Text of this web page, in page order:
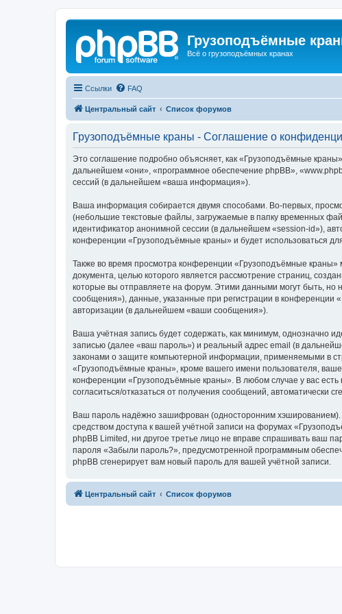
Грузоподъёмные
Всё о грузоподъёмных кранах
Ссылки FAQ
Центральный сайт Список форумов
Грузоподъёмные краны - Соглашение о
Это соглашение подробно объясняет, как «Грузоподъёмные
дальнейшем «они», «программное обеспечение phpBB»,
сессий (в дальнейшем «ваша информация»).
Ваша информация собирается двумя способами. Во-первых,
(небольшие текстовые файлы, загружаемые в папку временных
идентификатор анонимной сессии (в дальнейшем «session-id»),
конференции «Грузоподъёмные краны» и будет использоваться
Также во время просмотра конференции «Грузоподъёмные
документа, целью которого является рассмотрение страниц,
которые вы отправляете на форум. Этими данными могут быть,
сообщения»), данные, указанные при регистрации в конференции
авторизации (в дальнейшем «ваши сообщения»).
Ваша учётная запись будет содержать, как минимум, однозначно
записью (далее «ваш пароль») и реальный адрес email (в
законами о защите компьютерной информации, применяемыми в
«Грузоподъёмные краны», кроме вашего имени пользователя,
конференции «Грузоподъёмные краны». В любом случае у вас
согласиться/отказаться от получения сообщений, автоматически
Ваш пароль надёжно зашифрован (односторонним хэшированием).
средством доступа к вашей учётной записи на форумах
phpBB Limited, ни другое третье лицо не вправе спрашивать ваш
пароля «Забыли пароль?», предусмотренной программным
phpBB сгенерирует вам новый пароль для вашей учётной записи.
Центральный сайт Список форумов